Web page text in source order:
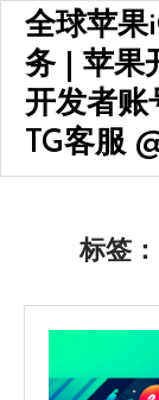
Skip
content
全球苹果
务 | 苹果
开发者账
TG客服
标签：